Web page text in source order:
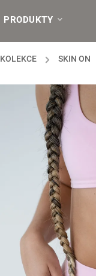
PRODUKTY
KOLEKCE / SKIN ON